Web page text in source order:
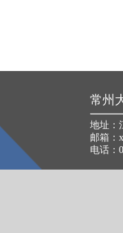
常州
地址：
邮箱：
电话：